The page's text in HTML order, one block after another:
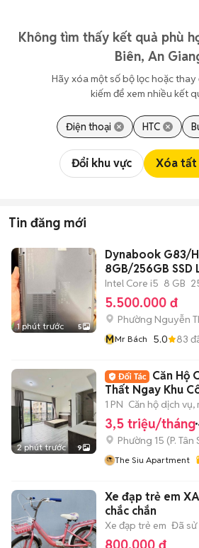
Không tìm thấy kết quả phù
Biên, An
Hãy xóa một số bộ lọc hoặc thay
kiếm để xem nhiều kết
Điện thoại HTC
Đổi khu vực Xóa tất
Tin đăng mới
1 phút trước 5
Dynabook G83/
8GB/256GB SSD
Intel Core i5 8 GB
5.500.000 đ
Phường Nguyễn
MMr Bách 5.0 83
2 phút trước 9
Căn Hộ
Thất Ngay Khu
- Etown
1 PN Căn hộ dịch vụ,
3,5 triệu/tháng
Phường 15 (P. Tân
The Siu Apartment
Xe đạp trẻ em
chắc chắn
Xe đạp trẻ em Đã